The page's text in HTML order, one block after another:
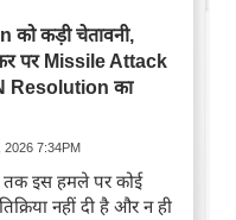
को कड़ी चेतावनी,
पर Missile Attack
Resolution का
2026 7:34PM
तक इस हमले पर कोई
नहीं दी है और न ही